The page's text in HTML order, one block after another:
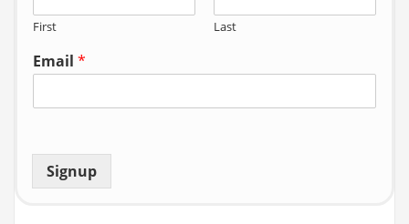
First Last
Email *
Signup